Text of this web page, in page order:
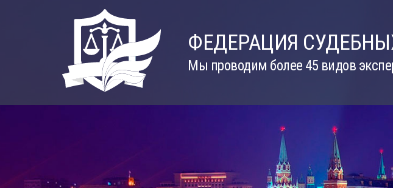
ФЕДЕРАЦИЯ
Мы проводим более 45 видов